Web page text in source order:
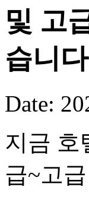
및 고
습니
Date:
지금 호
급~고